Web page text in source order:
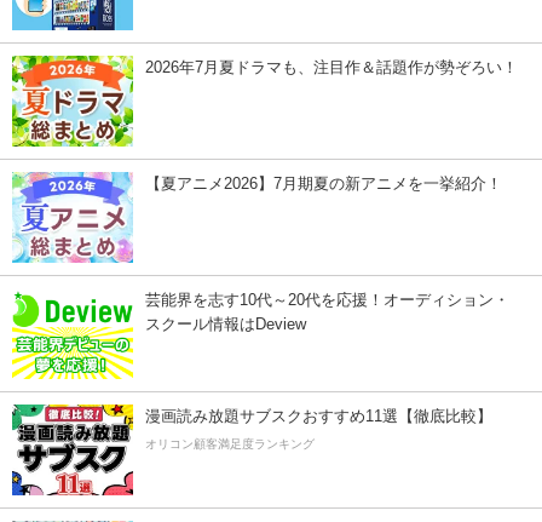
2026年7月夏ドラマも、注目作＆話題作が勢ぞろい！
【夏アニメ2026】7月期夏の新アニメを一挙紹介！
芸能界を志す10代～20代を応援！オーディション・
スクール情報はDeview
漫画読み放題サブスクおすすめ11選【徹底比較】
オリコン顧客満足度ランキング